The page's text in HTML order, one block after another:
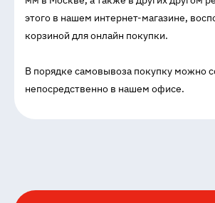
этого в нашем интернет-магазине,
корзиной для онлайн покупки.
В порядке самовывоза покупку можно
непосредственно в нашем офисе.